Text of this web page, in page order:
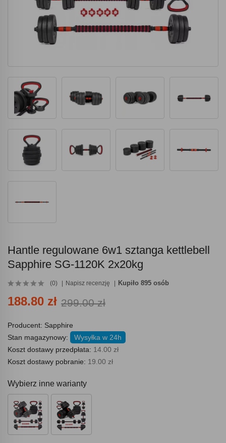
Hantle regulowane 6w1 sztanga kettlebell
Sapphire SG-1120K 2x20kg
(0) Napisz recenzję Kupiło 895 osób
188.80 zł 299.00 zł
Producent: Sapphire
Stan magazynowy:
Wysyłka w 24h
Koszt dostawy przedpłata: 14.00 zł
Koszt dostawy pobranie: 19.00 zł
Wybierz inne warianty